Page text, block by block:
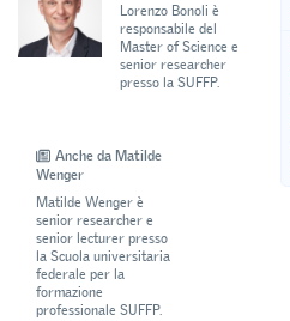
Lorenzo Bonoli è
responsabile del
Master of Science e
senior researcher
presso la SUFFP.
Anche da Matilde
Wenger
Matilde Wenger è
senior researcher e
senior lecturer presso
la Scuola universitaria
federale per la
formazione
professionale SUFFP.